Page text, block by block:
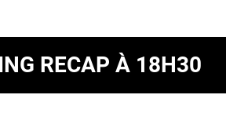
RECAP À 18H30